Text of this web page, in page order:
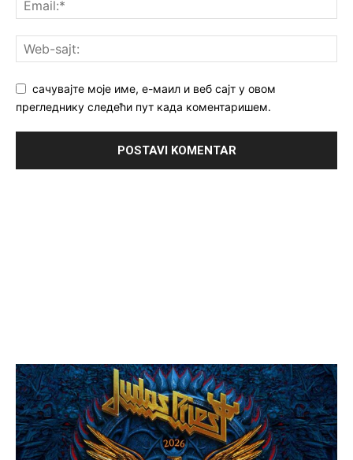
сачувајте моје име, е-маил и веб сајт у овом
прегледнику следећи пут када коментаришем.